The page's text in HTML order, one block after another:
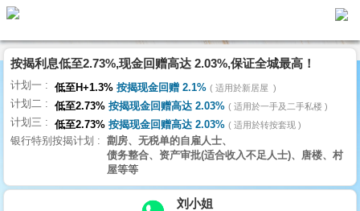
代
理
主
页
搵
楼/
交
按揭利息低至2.73%,现金回赠高达 2.03%,保证全城最高！
计划一 低至H+1.3% 按揭现金回赠 2.1% 适用於新居屋
计划二 低至2.73% 按揭现金回赠高达 2.03% 适用於一手及二手私楼
计划三 低至2.73% 按揭现金回赠高达 2.03% 适用於转按套现
银行特别按揭计划
劏房、无税单的自雇人士、
债务整合、资产审批(适合收入不足人士)、唐楼、村
屋等等
刘小姐